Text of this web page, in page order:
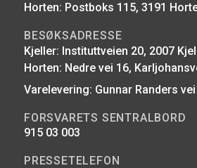
Horten: Postboks 115, 3191
BESØKSADRESSE
Kjeller: Instituttveien 20, 2007
Horten: Nedre vei 16,
Varelevering: Gunnar Randers
FORSVARETS SENTRALBORD
915 03 003
PRESSETELEFON